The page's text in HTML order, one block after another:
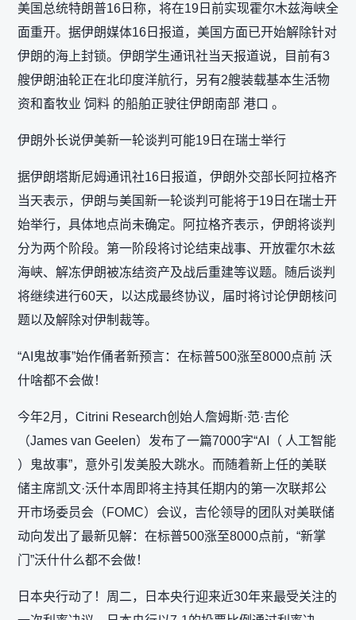
美国总统特朗普16日称，将在19日前实现霍尔木兹海峡全
面重开。据伊朗媒体16日报道，美国方面已开始解除针对
伊朗的海上封锁。伊朗学生通讯社当天报道说，目前有3
艘伊朗油轮正在北印度洋航行，另有2艘装载基本生活物
资和畜牧业 饲料 的船舶正驶往伊朗南部 港口 。
伊朗外长说伊美新一轮谈判可能19日在瑞士举行
据伊朗塔斯尼姆通讯社16日报道，伊朗外交部长阿拉格齐
当天表示，伊朗与美国新一轮谈判可能将于19日在瑞士开
始举行，具体地点尚未确定。阿拉格齐表示，伊朗将谈判
分为两个阶段。第一阶段将讨论结束战事、开放霍尔木兹
海峡、解冻伊朗被冻结资产及战后重建等议题。随后谈判
将继续进行60天，以达成最终协议，届时将讨论伊朗核问
题以及解除对伊制裁等。
“AI鬼故事”始作俑者新预言：在标普500涨至8000点前 沃
什啥都不会做！
今年2月，Citrini Research创始人詹姆斯·范·吉伦
（James van Geelen）发布了一篇7000字“AI（ 人工智能
）鬼故事”，意外引发美股大跳水。而随着新上任的美联
储主席凯文·沃什本周即将主持其任期内的第一次联邦公
开市场委员会（FOMC）会议，吉伦领导的团队对美联储
动向发出了最新见解：在标普500涨至8000点前，“新掌
门”沃什什么都不会做！
日本央行动了！周二，日本央行迎来近30年来最受关注的